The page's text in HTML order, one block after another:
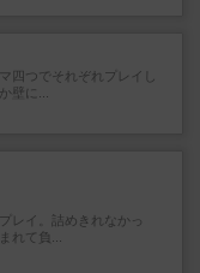
四つでそれぞれプレイし
壁に...
レイ。詰めきれなかっ
れて負...